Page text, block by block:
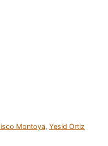
Montoya,Yesid Ortiz